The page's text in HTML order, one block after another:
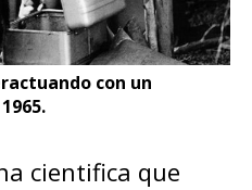
con un
cientifica que